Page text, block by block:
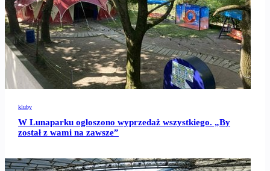
kluby
W Lunaparku ogłoszono wyprzedaż wszystkiego. „By
został z wami na zawsze”